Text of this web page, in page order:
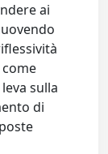
ai
sulla
di